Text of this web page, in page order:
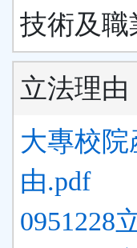
技術及職
立法理由
大專校
由.pdf
0951228